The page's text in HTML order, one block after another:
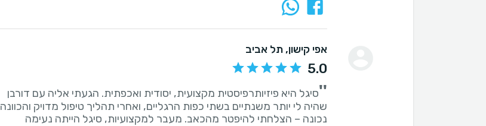
אפי קישון, תל אביב
5.0
''סיגל היא פיזיותרפיסטית מקצועית, יסודית ואכפתית. הגעתי אליה עם דורבן
שהיה לי יותר משנתיים בשתי כפות הרגליים, ואחרי תהליך טיפול מדויק והכוונה
נכונה – הצלחתי להיפטר מהכאב. מעבר למקצועיות, סיגל הייתה נעימה